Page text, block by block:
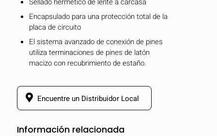
Encapsulado para una protección total de la
placa de circuito
El sistema avanzado de conexión de pines
utiliza terminaciones de pines de latón
macizo con recubrimiento de estaño.
Encuentre un Distribuidor Local
Información relacionada